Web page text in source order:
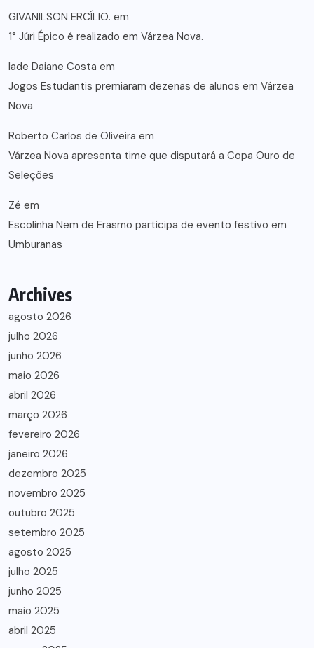
GIVANILSON ERCÍLIO. em
1° Júri Épico é realizado em Várzea Nova.
lade Daiane Costa em
Jogos Estudantis premiaram dezenas de alunos em Várzea
Nova
Roberto Carlos de Oliveira em
Várzea Nova apresenta time que disputará a Copa Ouro de
Seleções
Zé em
Escolinha Nem de Erasmo participa de evento festivo em
Umburanas
Archives
agosto 2026
julho 2026
junho 2026
maio 2026
abril 2026
março 2026
fevereiro 2026
janeiro 2026
dezembro 2025
novembro 2025
outubro 2025
setembro 2025
agosto 2025
julho 2025
junho 2025
maio 2025
abril 2025